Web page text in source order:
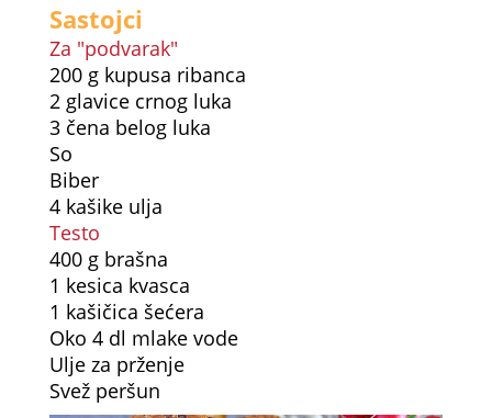
Sastojci
Za "podvarak"
200 g kupusa ribanca
2 glavice crnog luka
3 čena belog luka
So
Biber
4 kašike ulja
Testo
400 g brašna
1 kesica kvasca
1 kašičica šećera
Oko 4 dl mlake vode
Ulje za prženje
Svež peršun